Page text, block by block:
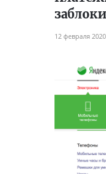
12 февраля 2020